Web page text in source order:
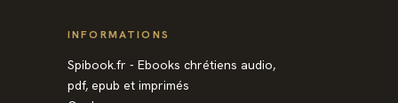
INFORMATIONS
Spibook.fr - Ebooks chrétiens audio,
pdf, epub et imprimés